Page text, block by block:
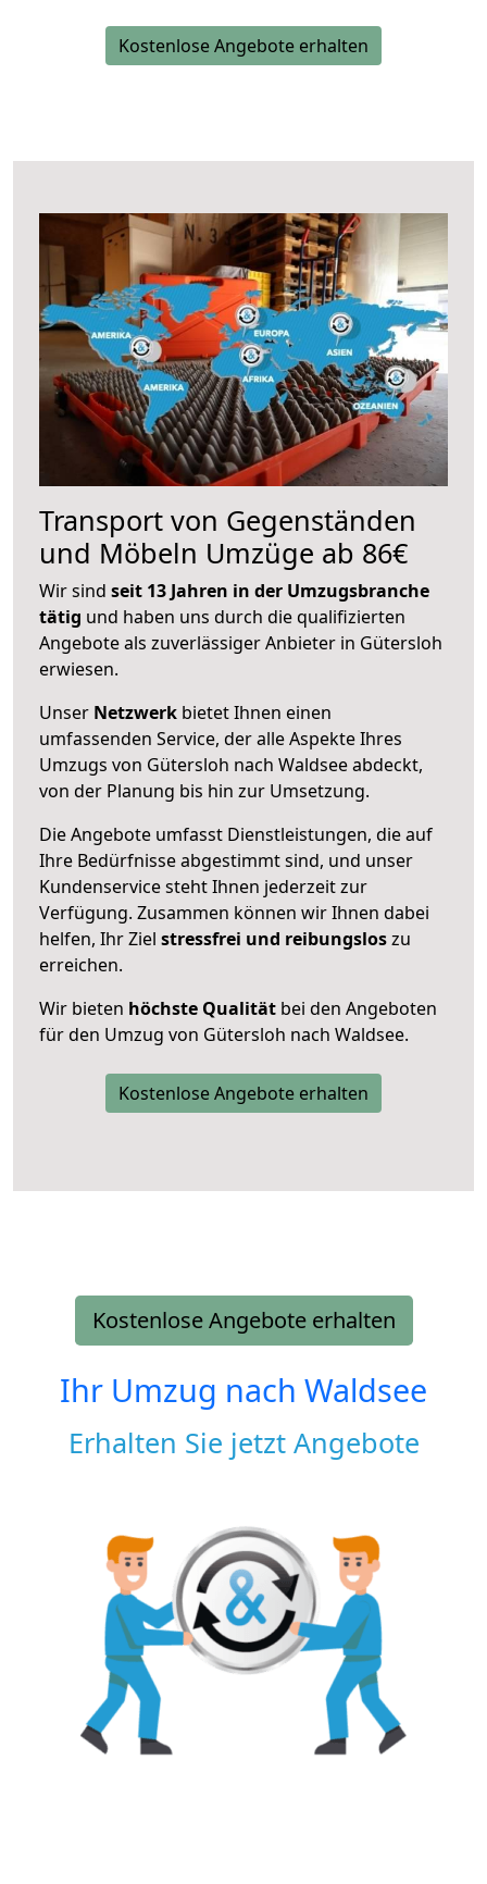
Kostenlose Angebote erhalten
Transport von Gegenständen
und Möbeln Umzüge ab 86€
Wir sind seit 13 Jahren in der Umzugsbranche
tätig und haben uns durch die qualifizierten
Angebote als zuverlässiger Anbieter in Gütersloh
erwiesen.
Unser Netzwerk bietet Ihnen einen
umfassenden Service, der alle Aspekte Ihres
Umzugs von Gütersloh nach Waldsee abdeckt,
von der Planung bis hin zur Umsetzung.
Die Angebote umfasst Dienstleistungen, die auf
Ihre Bedürfnisse abgestimmt sind, und unser
Kundenservice steht Ihnen jederzeit zur
Verfügung. Zusammen können wir Ihnen dabei
helfen, Ihr Ziel stressfrei und reibungsloszu
erreichen.
Wir bieten höchste Qualität bei den Angeboten
für den Umzug von Gütersloh nach Waldsee.
Kostenlose Angebote erhalten
Kostenlose Angebote erhalten
Ihr Umzug nach Waldsee
Erhalten Sie jetzt Angebote